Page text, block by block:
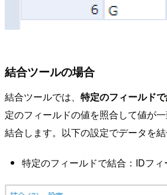
結合ツールの場合
結合ツールでは、 特定のフィールド
定のフィールドの値を照合して値が
結合します。以下の設定でデータを結
特定のフィールドで結合：IDフィ